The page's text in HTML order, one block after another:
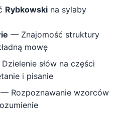
Rybkowski na sylaby
— Znajomość struktury
mowę
słów na części
i pisanie
— Rozpoznawanie wzorców